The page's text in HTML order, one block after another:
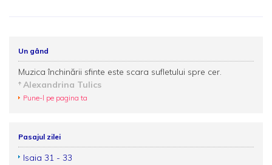
Un gând
Muzica închinării sfinte este scara sufletului spre cer.
Alexandrina Tulics
Pune-l pe pagina ta
Pasajul zilei
Isaia 31 - 33